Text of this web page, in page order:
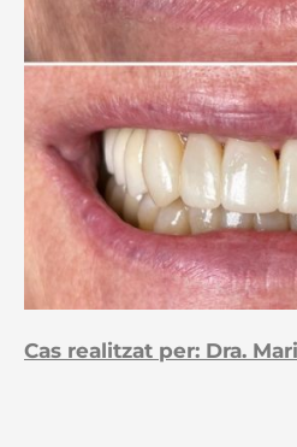
Cas realitzat per: Dra.